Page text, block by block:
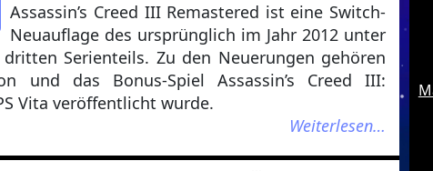
Assassin’s Creed III Remastered ist eine Switch-
Neuauflage des ursprünglich im Jahr 2012 unter
Serienteils. Zu den Neuerungen gehören
und das Bonus-Spiel Assassin’s Creed III:
Vita veröffentlicht wurde.
Weiterlesen…